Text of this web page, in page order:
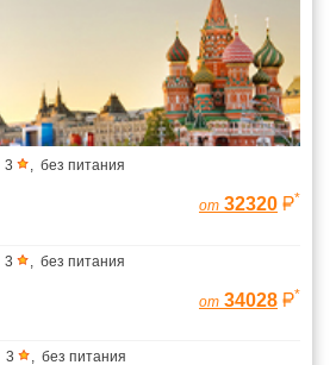
3 , без питания
от 32320 *
3 , без питания
от 34028 *
3 , без питания